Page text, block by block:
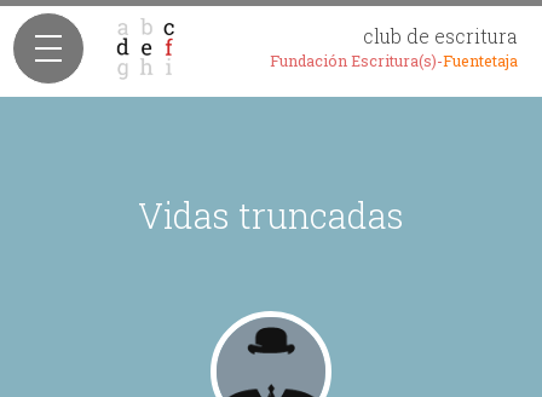
club de escritura
Fundación Escritura(s)-Fuentetaja
Vidas truncadas